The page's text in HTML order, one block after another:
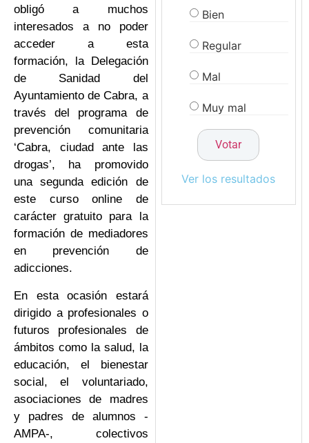
obligó a muchos
interesados a no poder
acceder a esta
formación, la Delegación
de Sanidad del
Ayuntamiento de Cabra, a
través del programa de
prevención comunitaria
‘Cabra, ciudad ante las
drogas’, ha promovido
una segunda edición de
este curso online de
carácter gratuito para la
formación de mediadores
en prevención de
adicciones.
En esta ocasión estará
dirigido a profesionales o
futuros profesionales de
ámbitos como la salud, la
educación, el bienestar
social, el voluntariado,
asociaciones de madres
y padres de alumnos -
AMPA-, colectivos
Bien
Regular
Mal
Muy mal
Ver los resultados